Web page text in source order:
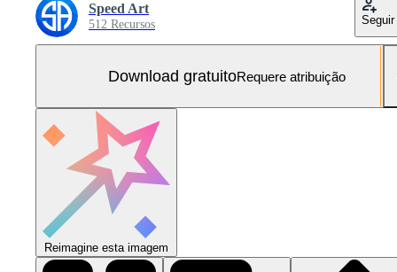
Speed Art
512 Recursos Seguir
Download gratuitoRequere atribuição
Reimagine esta imagem